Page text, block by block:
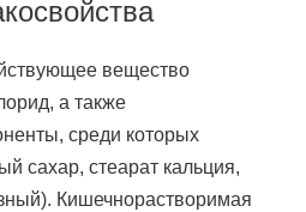
вещество
а также
среди которых
сахар, стеарат кальция,
Кишечнорастворимая